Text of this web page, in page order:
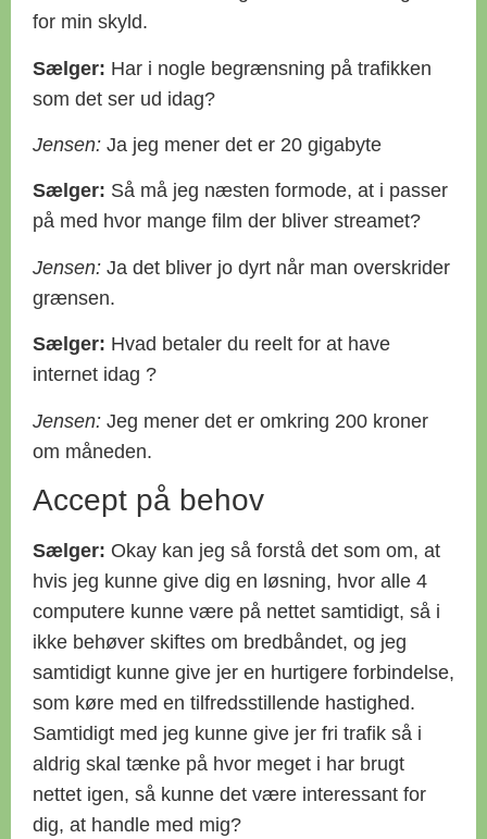
for min skyld.
Sælger: Har i nogle begrænsning på trafikken
som det ser ud idag?
Jensen: Ja jeg mener det er 20 gigabyte
Sælger: Så må jeg næsten formode, at i passer
på med hvor mange film der bliver streamet?
Jensen: Ja det bliver jo dyrt når man overskrider
grænsen.
Sælger: Hvad betaler du reelt for at have
internet idag ?
Jensen: Jeg mener det er omkring 200 kroner
om måneden.
Accept på behov
Sælger: Okay kan jeg så forstå det som om, at
hvis jeg kunne give dig en løsning, hvor alle 4
computere kunne være på nettet samtidigt, så i
ikke behøver skiftes om bredbåndet, og jeg
samtidigt kunne give jer en hurtigere forbindelse,
som køre med en tilfredsstillende hastighed.
Samtidigt med jeg kunne give jer fri trafik så i
aldrig skal tænke på hvor meget i har brugt
nettet igen, så kunne det være interessant for
dig, at handle med mig?